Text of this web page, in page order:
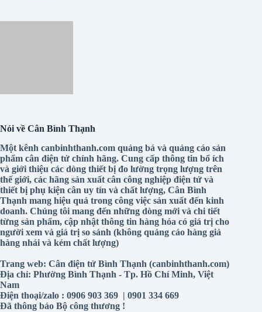
Nói về Cân Bình Thạnh
Một kênh canbinhthanh.com quảng bá và quảng cáo sản
phẩm cân điện tử chính hãng. Cung cấp thông tin bổ ích
và giới thiệu các dòng thiết bị đo lường trọng lượng trên
thế giới, các hãng sản xuất cân công nghiệp điện tử và
thiết bị phụ kiện cân uy tín và chất lượng, Cân Bình
Thạnh mang hiệu quả trong công việc sản xuất đến kinh
doanh. Chúng tôi mang đến những dòng mới và chi tiết
từng sản phẩm, cập nhật thông tin hàng hóa có giá trị cho
người xem và giá trị so sánh (không quảng cáo hàng giả
hàng nhái và kém chất lượng)
Trang web: Cân điện tử Bình Thạnh (canbinhthanh.com)
Địa chỉ: Phường Bình Thạnh - Tp. Hồ Chí Minh, Việt
Nam
Điện thoại/zalo : 0906 903 369 | 0901 334 669
Đã thông báo Bộ công thương !